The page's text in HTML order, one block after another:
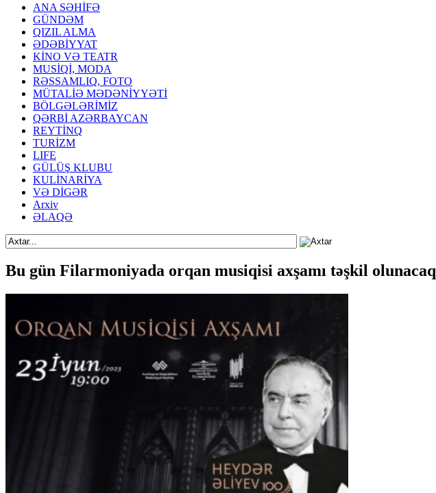
ANA SƏHİFƏ
GÜNDƏM
QIZIL ALMA
ƏDƏBİYYAT
KİNO VƏ TEATR
MUSİQİ, MODA
RƏSSAMLIQ, FOTO
MÜTALİƏ MƏDƏNİYYƏTİ
BÖLGƏLƏRİMİZ
QƏRBİ AZƏRBAYCAN
REYTİNQ
TURİZM
LIFE
GÜLÜŞ KLUBU
KULİNARİYA
VƏ DİGƏR
Arxiv
ƏLAQƏ
Bu gün Filarmoniyada orqan musiqisi axşamı təşkil olunacaq